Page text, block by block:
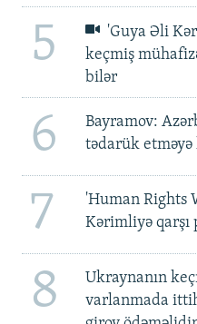
5
'Guya Əli
keçmiş
bilər
6
Bayramov:
tədarük etməyə
7
'Human Rights
Kərimliyə qarşı
8
Ukraynanın
varlanmada